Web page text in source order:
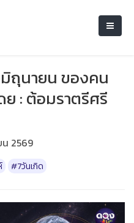
ถุนายน ของคน
ย : ต้อมราตรีศรี
น 2569
#7วันเกิด